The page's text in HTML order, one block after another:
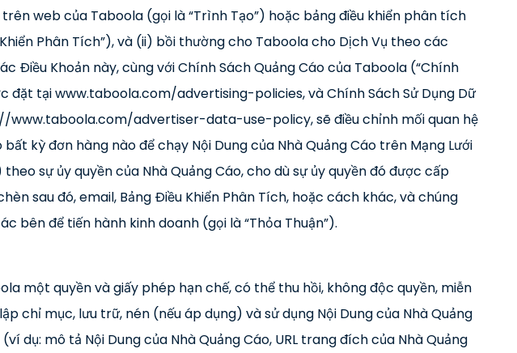
web của Taboola (gọi là “Trình Tạo”) hoặc bảng điều khiển phân tích
Phân Tích”), và (ii) bồi thường cho Taboola cho Dịch Vụ theo các
Điều Khoản này, cùng với Chính Sách Quảng Cáo của Taboola (“Chính
đặt tại www.taboola.com/advertising-policies, và Chính Sách Sử Dụng Dữ
www.taboola.com/advertiser-data-use-policy, sẽ điều chỉnh mối quan hệ
kỳ đơn hàng nào để chạy Nội Dung của Nhà Quảng Cáo trên Mạng Lưới
sự ủy quyền của Nhà Quảng Cáo, cho dù sự ủy quyền đó được cấp
sau đó, email, Bảng Điều Khiển Phân Tích, hoặc cách khác, và chúng
bên để tiến hành kinh doanh (gọi là “Thỏa Thuận”).
một quyền và giấy phép hạn chế, có thể thu hồi, không độc quyền, miễn
chỉ mục, lưu trữ, nén (nếu áp dụng) và sử dụng Nội Dung của Nhà Quảng
dụ: mô tả Nội Dung của Nhà Quảng Cáo, URL trang đích của Nhà Quảng